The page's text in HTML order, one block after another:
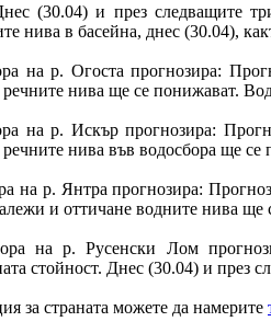
(30.04) и през следващите
нива в басейна, днес (30.04),
на р. Огоста прогнозира:
нива ще се понижават.
на р. Искър прогнозира:
нива във водосбора ще
на р. Янтра прогнозира:
и оттичане водните нива
на р. Русенски Лом
стойност. Днес (30.04) и през
за страната можете да намерите